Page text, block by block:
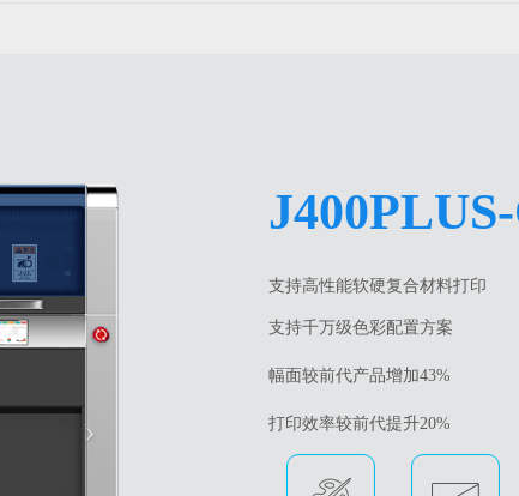
Next
支持高性能软硬复合材料打印
支持千万级色彩配置方案
幅面较前代产品增加43%
打印效率较前代提升20%